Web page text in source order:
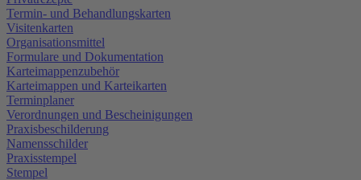
Termin- und Behandlungskarten
Visitenkarten
Organisationsmittel
Formulare und Dokumentation
Karteimappenzubehör
Karteimappen und Karteikarten
Terminplaner
Verordnungen und Bescheinigungen
Praxisbeschilderung
Namensschilder
Praxisstempel
Stempel